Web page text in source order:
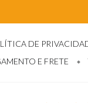
DE
E FRETE